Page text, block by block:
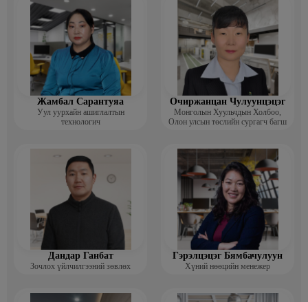
Жамбал Сарантуяа
Уул уурхайн ашиглалтын
технологич
Очиржанцан Чулуунцэцэг
Монголын Хуульчдын Холбоо,
Олон улсын төслийн сургагч багш
Дандар Ганбат
Зочлох үйлчилгээний зөвлөх
Гэрэлцэцэг Бямбачулуун
Хүний нөөцийн менежер